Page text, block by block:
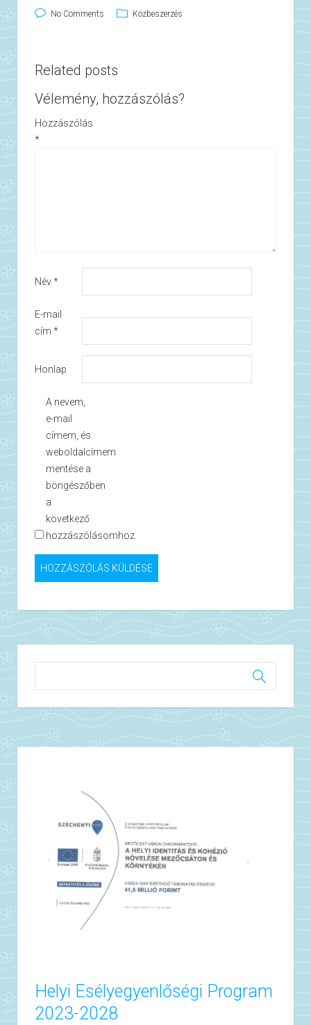
No Comments Közbeszerzés
Related posts
Vélemény, hozzászólás?
Hozzászólás
*
Név*
E-mail
cím *
Honlap
A nevem,
e-mail
címem, és
weboldalcímem
mentése a
böngészőben
a
következő
hozzászólásomhoz.
Helyi Esélyegyenlőségi Program
2023-2028